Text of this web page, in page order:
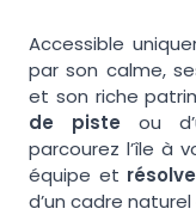
Accessible
par son calme,
et son riche
de piste
ou
parcourez l’île à
équipe et
d’un cadre